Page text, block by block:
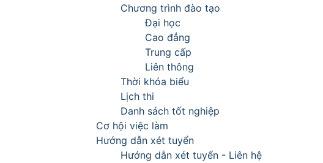
Chương trình đào tạo
Đại học
Cao đẳng
Trung cấp
Liên thông
Thời khóa biểu
Lịch thi
Danh sách tốt nghiệp
Cơ hội việc làm
Hướng dẫn xét tuyển
Hướng dẫn xét tuyển - Liên hệ